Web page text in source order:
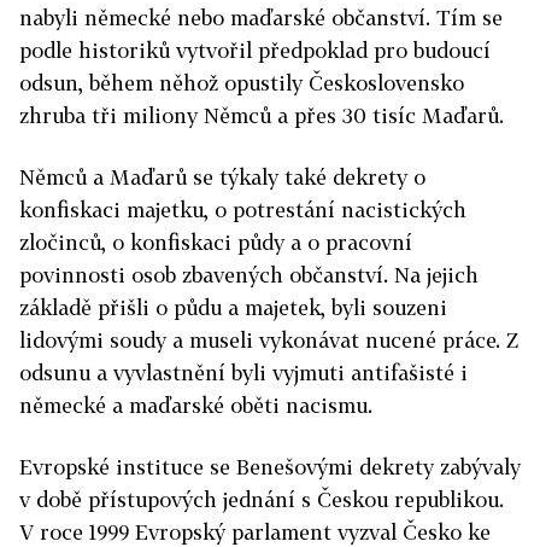
nabyli německé nebo maďarské občanství. Tím se
podle historiků vytvořil předpoklad pro budoucí
odsun, během něhož opustily Československo
zhruba tři miliony Němců a přes 30 tisíc Maďarů.
Němců a Maďarů se týkaly také dekrety o
konfiskaci majetku, o potrestání nacistických
zločinců, o konfiskaci půdy a o pracovní
povinnosti osob zbavených občanství. Na jejich
základě přišli o půdu a majetek, byli souzeni
lidovými soudy a museli vykonávat nucené práce. Z
odsunu a vyvlastnění byli vyjmuti antifašisté i
německé a maďarské oběti nacismu.
Evropské instituce se Benešovými dekrety zabývaly
v době přístupových jednání s Českou republikou.
V roce 1999 Evropský parlament vyzval Česko ke